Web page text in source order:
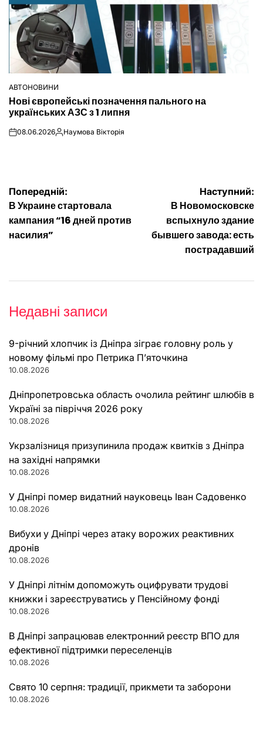
ОПУБЛІКУВАТИ
У
АВТОНОВИНИ
Нові європейські позначення пального на
українських АЗС з 1 липня
on08.06.2026Опубліковано
Наумова Вікторія
Навігація
записів
Попередній:
В Украине стартовала
кампания “16 дней против
насилия”
Наступний:
В Новомосковске
вспыхнуло здание
бывшего завода: есть
пострадавший
Недавні записи
9-річний хлопчик із Дніпра зіграє головну роль у
новому фільмі про Петрика П’яточкина
10.08.2026
Дніпропетровська область очолила рейтинг шлюбів в
Україні за півріччя 2026 року
10.08.2026
Укрзалізниця призупинила продаж квитків з Дніпра
на західні напрямки
10.08.2026
У Дніпрі помер видатний науковець Іван Садовенко
10.08.2026
Вибухи у Дніпрі через атаку ворожих реактивних
дронів
10.08.2026
У Дніпрі літнім допоможуть оцифрувати трудові
книжки і зареєструватись у Пенсійному фонді
10.08.2026
В Дніпрі запрацював електронний реєстр ВПО для
ефективної підтримки переселенців
10.08.2026
Свято 10 серпня: традиції, прикмети та заборони
10.08.2026